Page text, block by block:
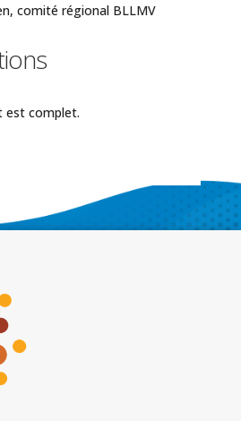
comité régional BLLMV
est complet.